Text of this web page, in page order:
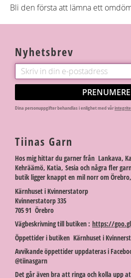
Bli den första att lämna ett
Nyhetsbrev
Dina personuppgifter behandlas i enlighet med vår
Tiinas Garn
Hos mig hittar du garner från Lankava,
Kehräämö, Katia, Sesia och några fler
butik ligger knappt en mil norr om
Kärnhuset i Kvinnerstatorp
Kvinnerstatorp 335
705 91 Örebro
Vägbeskrivning till butiken : https://
Öppettider i butiken Kärnhuset i
Avvikande öppettider uppdateras i
@tiinasgarn
Det går även bra att ringa och kolla upp